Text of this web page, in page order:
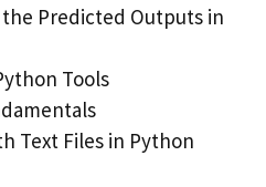
the Predicted Outputs in
Tools
Text Files in Python